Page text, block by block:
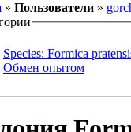
» Пользователи »
Species: Formica
Обмен опытом